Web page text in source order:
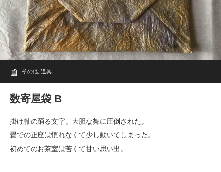
その他 道具
数寄屋袋 B
掛け軸の踊る文字。大胆な舞に圧倒された。
畳での正座は慣れなくて少し動いてしまった。
初めてのお茶室は苦くて甘い思い出。